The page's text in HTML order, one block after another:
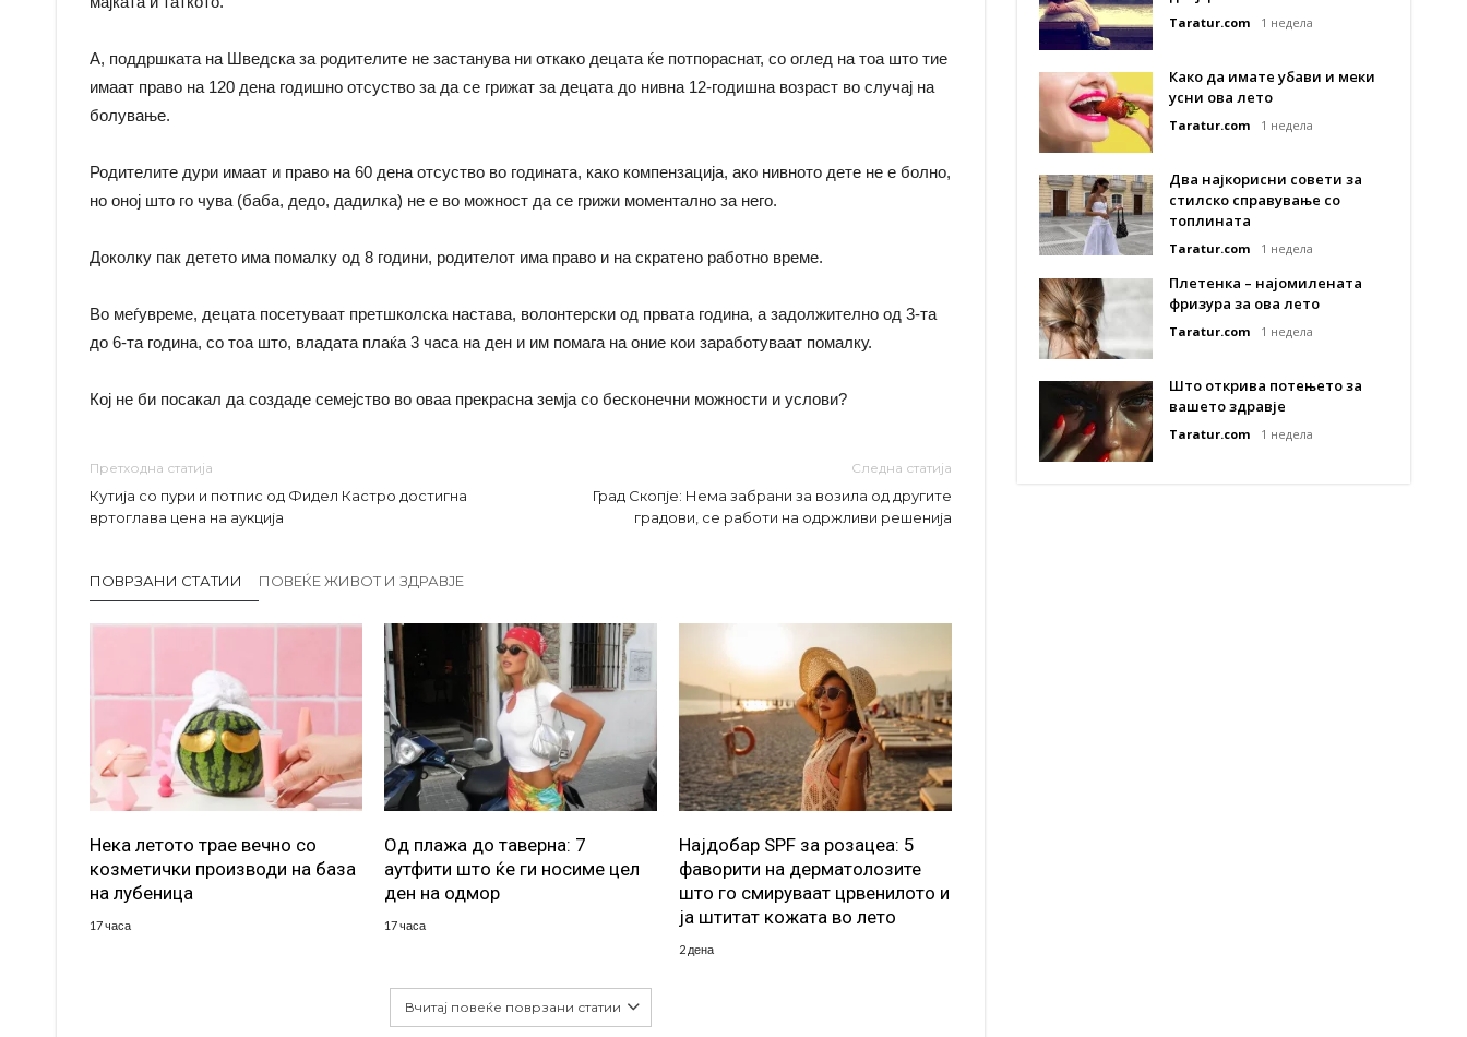
А, поддршката на Шведска за родителите не застанува ни откако децата ќе потпораснат, со оглед на тоа што тие
имаат право на 120 дена годишно отсуство за да се грижат за децата до нивна 12-годишна возраст во случај на
болување.
Родителите дури имаат и право на 60 дена отсуство во годината, како компензација, ако нивното дете не е болно,
но оној што го чува (баба, дедо, дадилка) не е во можност да се грижи моментално за него.
Доколку пак детето има помалку од 8 години, родителот има право и на скратено работно време.
Во меѓувреме, децата посетуваат претшколска настава, волонтерски од првата година, а задолжително од 3-та
до 6-та година, со тоа што, владата плаќа 3 часа на ден и им помага на оние кои заработуваат помалку.
Кој не би посакал да создаде семејство во оваа прекрасна земја со бесконечни можности и услови?
Претходна статија
Кутија со пури и потпис од Фидел Кастро достигна
вртоглава цена на аукција
Следна статија
Град Скопје: Нема забрани за возила од другите
градови, се работи на одржливи решенија
ПОВРЗАНИ СТАТИИ ПОВЕЌЕ ЖИВОТ И ЗДРАВЈЕ
Нека летото трае вечно со
козметички производи на база
на лубеница
17 часа
Од плажа до таверна: 7
аутфити што ќе ги носиме цел
ден на одмор
17 часа
Најдобар SPF за розацеа: 5
фаворити на дерматолозите
што го смируваат црвенилото и
ја штитат кожата во лето
2 дена
Вчитај повеќе поврзани статии
Taratur.com 1 недела
Како да имате убави и меки
усни ова лето
Taratur.com 1 недела
Два најкорисни совети за
стилско справување со
топлината
Taratur.com 1 недела
Плетенка – најомилената
фризура за ова лето
Taratur.com 1 недела
Што открива потењето за
вашето здравје
Taratur.com 1 недела